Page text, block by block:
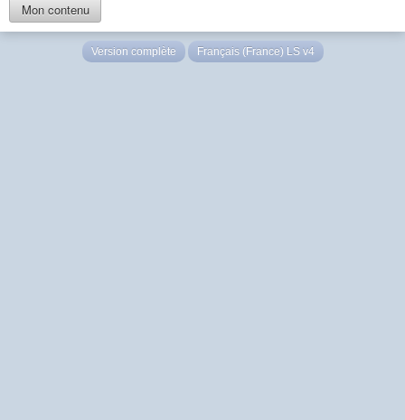
Mon contenu
Version complète Français (France) LS v4